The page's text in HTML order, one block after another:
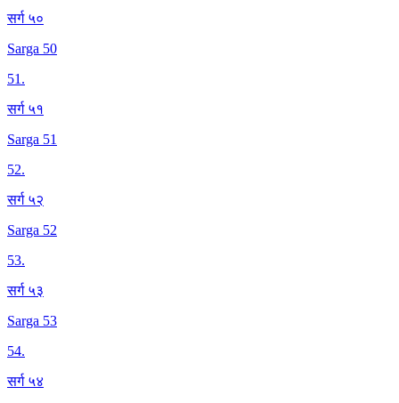
सर्ग ५०
Sarga 50
51.
सर्ग ५१
Sarga 51
52.
सर्ग ५२
Sarga 52
53.
सर्ग ५३
Sarga 53
54.
सर्ग ५४